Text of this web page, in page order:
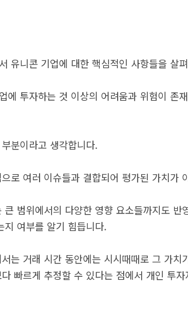
유니콘 기업에 대한 핵심적인 사항들을 살
투자하는 것 이상의 어려움과 위험이 존
분이라고 생각합니다.
로 여러 이슈들과 결합되어 평가된 가치가
범위에서의 다양한 영향 요소들까지도 반
지 여부를 알기 힘듭니다.
는 거래 시간 동안에는 시시때때로 그 가치
빠르게 추정할 수 있다는 점에서 개인 투